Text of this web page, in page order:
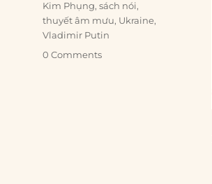
Kim Phụng,sách nói,
thuyết âm mưu, Ukraine,
Vladimir Putin
0 Comments